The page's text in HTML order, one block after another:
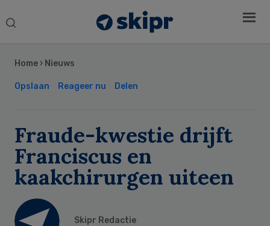
Search
Home › Nieuws
Opslaan Reageer nu Delen
Fraude-kwestie drijft
Franciscus en
kaakchirurgen uiteen
Skipr Redactie
Sidebar